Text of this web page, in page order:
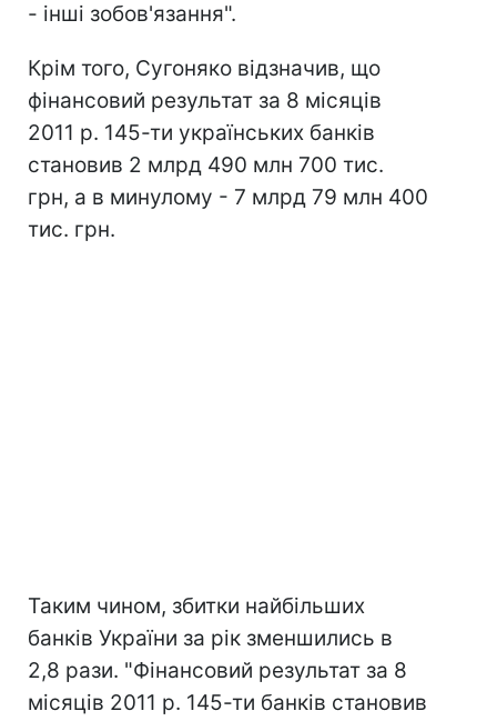
- інші зобов'язання".
Крім того, Сугоняко відзначив, що
фінансовий результат за 8 місяців
2011 р. 145-ти українських банків
становив 2 млрд 490 млн 700 тис.
грн, а в минулому - 7 млрд 79 млн 400
тис. грн.
Таким чином, збитки найбільших
банків України за рік зменшились в
2,8 рази. "Фінансовий результат за 8
місяців 2011 р. 145-ти банків становив